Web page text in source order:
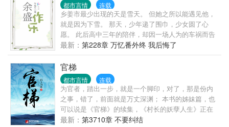
都市言情 连载
乡姜市最少出现的天是雪天。 但她之所以能遇见他，
就是因为下雪。 那天，少年递了围巾，少女圆了心
愿。 此后高中三年的陪伴，却因一场人为的车祸而告
终。 二十四岁那年。 从未谈过恋爱的余欢，破天荒
地，喜欢上了一个认识还不到一个月的人。 而盛寻终
于追到了惦记许多年的小姑娘。 有人真心祝福，也有
人暗地谋划。 昔日的真相总有人时刻铭记在心。 当真
相浮出水面之时，是该毁灭，还是原谅？ 【本文1
宠。】
最新： 第228章 万忆番外终 我后悔了
官梯
都市言情 连载
为官者，踏出一步，就是一个脚印，对了，那是份内
之事，错了，前面就是万丈深渊； 本书的姊妹篇，也
可以说是《官梯》的续集，《村长的妖孽人生》正在
网易云阅读火热连载，《官梯》里没有交代的事这里
最新： 第3710章 不要纠结